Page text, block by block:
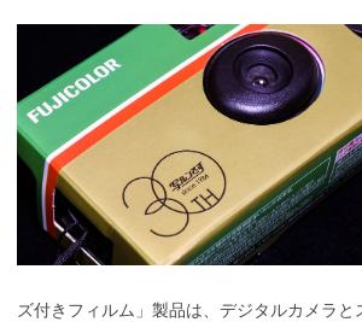
ズ付きフィルム」製品は、デジタルカメラと